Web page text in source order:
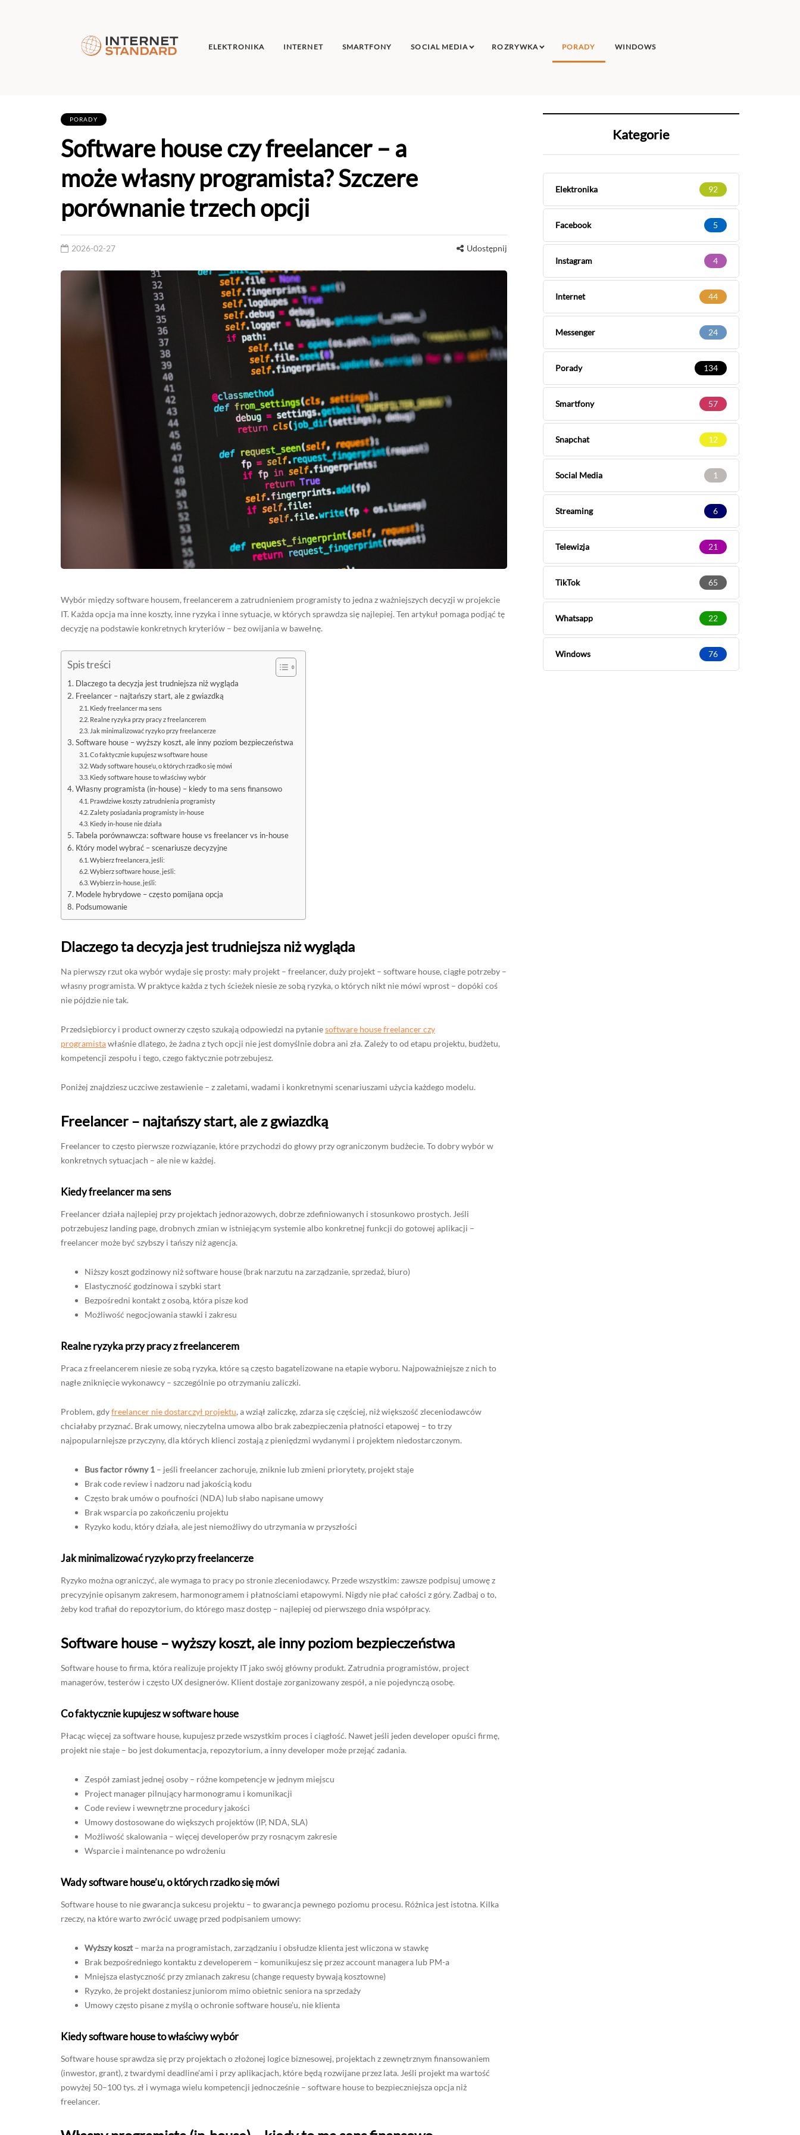
ELEKTRONIKA INTERNET SMARTFONY SOCIAL MEDIA ROZRYWKA PORADY WINDOWS
PORADY
Software house czy freelancer – a
może własny programista? Szczere
porównanie trzech opcji
2026-02-27 Udostępnij
Wybór między software housem, freelancerem a zatrudnieniem programisty to jedna z ważniejszych decyzji w projekcie
IT. Każda opcja ma inne koszty, inne ryzyka i inne sytuacje, w których sprawdza się najlepiej. Ten artykuł pomaga podjąć tę
decyzję na podstawie konkretnych kryteriów – bez owijania w bawełnę.
Spis treści
Dlaczego ta decyzja jest trudniejsza niż wygląda
Freelancer – najtańszy start, ale z gwiazdką
Kiedy freelancer ma sens
Realne ryzyka przy pracy z freelancerem
Jak minimalizować ryzyko przy freelancerze
Software house – wyższy koszt, ale inny poziom bezpieczeństwa
Co faktycznie kupujesz w software house
Wady software house’u, o których rzadko się mówi
Kiedy software house to właściwy wybór
Własny programista (in-house) – kiedy to ma sens finansowo
Prawdziwe koszty zatrudnienia programisty
Zalety posiadania programisty in-house
Kiedy in-house nie działa
Tabela porównawcza: software house vs freelancer vs in-house
Który model wybrać – scenariusze decyzyjne
Wybierz freelancera, jeśli:
Wybierz software house, jeśli:
Wybierz in-house, jeśli:
Modele hybrydowe – często pomijana opcja
Podsumowanie
Dlaczego ta decyzja jest trudniejsza niż wygląda
Na pierwszy rzut oka wybór wydaje się prosty: mały projekt – freelancer, duży projekt – software house, ciągłe potrzeby –
własny programista. W praktyce każda z tych ścieżek niesie ze sobą ryzyka, o których nikt nie mówi wprost – dopóki coś
nie pójdzie nie tak.
Przedsiębiorcy i product ownerzy często szukają odpowiedzi na pytaniesoftware house freelancer czy
programistawłaśnie dlatego, że żadna z tych opcji nie jest domyślnie dobra ani zła. Zależy to od etapu projektu, budżetu,
kompetencji zespołu i tego, czego faktycznie potrzebujesz.
Poniżej znajdziesz uczciwe zestawienie – z zaletami, wadami i konkretnymi scenariuszami użycia każdego modelu.
Freelancer – najtańszy start, ale z gwiazdką
Freelancer to często pierwsze rozwiązanie, które przychodzi do głowy przy ograniczonym budżecie. To dobry wybór w
konkretnych sytuacjach – ale nie w każdej.
Kiedy freelancer ma sens
Freelancer działa najlepiej przy projektach jednorazowych, dobrze zdefiniowanych i stosunkowo prostych. Jeśli
potrzebujesz landing page, drobnych zmian w istniejącym systemie albo konkretnej funkcji do gotowej aplikacji –
freelancer może być szybszy i tańszy niż agencja.
Niższy koszt godzinowy niż software house (brak narzutu na zarządzanie, sprzedaż, biuro)
Elastyczność godzinowa i szybki start
Bezpośredni kontakt z osobą, która pisze kod
Możliwość negocjowania stawki i zakresu
Realne ryzyka przy pracy z freelancerem
Praca z freelancerem niesie ze sobą ryzyka, które są często bagatelizowane na etapie wyboru. Najpoważniejsze z nich to
nagłe zniknięcie wykonawcy – szczególnie po otrzymaniu zaliczki.
Problem, gdyfreelancer nie dostarczył projektu, a wziął zaliczkę, zdarza się częściej, niż większość zleceniodawców
chciałaby przyznać. Brak umowy, nieczytelna umowa albo brak zabezpieczenia płatności etapowej – to trzy
najpopularniejsze przyczyny, dla których klienci zostają z pieniędzmi wydanymi i projektem niedostarczonym.
Bus factor równy 1 – jeśli freelancer zachoruje, zniknie lub zmieni priorytety, projekt staje
Brak code review i nadzoru nad jakością kodu
Często brak umów o poufności (NDA) lub słabo napisane umowy
Brak wsparcia po zakończeniu projektu
Ryzyko kodu, który działa, ale jest niemożliwy do utrzymania w przyszłości
Jak minimalizować ryzyko przy freelancerze
Ryzyko można ograniczyć, ale wymaga to pracy po stronie zleceniodawcy. Przede wszystkim: zawsze podpisuj umowę z
precyzyjnie opisanym zakresem, harmonogramem i płatnościami etapowymi. Nigdy nie płać całości z góry. Zadbaj o to,
żeby kod trafiał do repozytorium, do którego masz dostęp – najlepiej od pierwszego dnia współpracy.
Software house – wyższy koszt, ale inny poziom bezpieczeństwa
Software house to firma, która realizuje projekty IT jako swój główny produkt. Zatrudnia programistów, project
managerów, testerów i często UX designerów. Klient dostaje zorganizowany zespół, a nie pojedynczą osobę.
Co faktycznie kupujesz w software house
Płacąc więcej za software house, kupujesz przede wszystkim proces i ciągłość. Nawet jeśli jeden developer opuści firmę,
projekt nie staje – bo jest dokumentacja, repozytorium, a inny developer może przejąć zadania.
Zespół zamiast jednej osoby – różne kompetencje w jednym miejscu
Project manager pilnujący harmonogramu i komunikacji
Code review i wewnętrzne procedury jakości
Umowy dostosowane do większych projektów (IP, NDA, SLA)
Możliwość skalowania – więcej developerów przy rosnącym zakresie
Wsparcie i maintenance po wdrożeniu
Wady software house’u, o których rzadko się mówi
Software house to nie gwarancja sukcesu projektu – to gwarancja pewnego poziomu procesu. Różnica jest istotna. Kilka
rzeczy, na które warto zwrócić uwagę przed podpisaniem umowy:
Wyższy koszt– marża na programistach, zarządzaniu i obsłudze klienta jest wliczona w stawkę
Brak bezpośredniego kontaktu z developerem – komunikujesz się przez account managera lub PM-a
Mniejsza elastyczność przy zmianach zakresu (change requesty bywają kosztowne)
Ryzyko, że projekt dostaniesz juniorom mimo obietnic seniora na sprzedaży
Umowy często pisane z myślą o ochronie software house’u, nie klienta
Kiedy software house to właściwy wybór
Software house sprawdza się przy projektach o złożonej logice biznesowej, projektach z zewnętrznym finansowaniem
(inwestor, grant), z twardymi deadline’ami i przy aplikacjach, które będą rozwijane przez lata. Jeśli projekt ma wartość
powyżej 50–100 tys. zł i wymaga wielu kompetencji jednocześnie – software house to bezpieczniejsza opcja niż
freelancer.
Kategorie
Elektronika 92
Facebook 5
Instagram 4
Internet 44
Messenger 24
Porady 134
Smartfony 57
Snapchat 12
Social Media 1
Streaming 6
Telewizja 21
TikTok 65
Whatsapp 22
Windows 76